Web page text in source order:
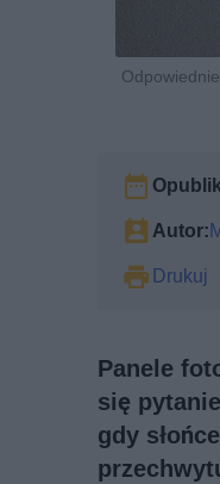
Autor:
Drukuj
Panele
się
gdy